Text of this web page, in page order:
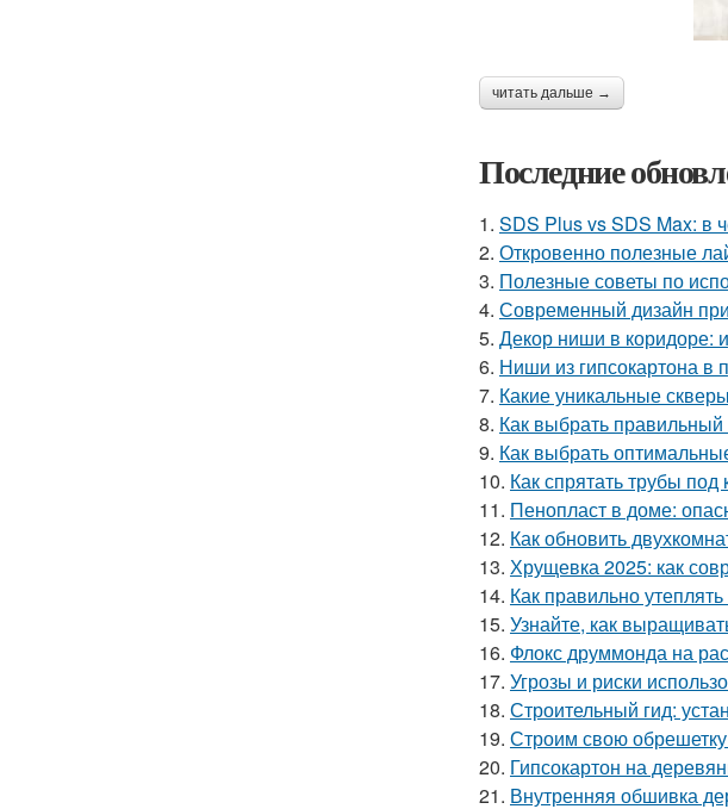
читать дальше →
Последние
1. SDS Plus vs SDS Max: в
2. Откровенно полезные
3. Полезные советы по
4. Современный дизайн
5. Декор ниши в коридоре:
6. Ниши из гипсокартона в
7. Какие уникальные
8. Как выбрать
9. Как выбрать
10. Как спрятать трубы
11. Пенопласт в доме:
12. Как обновить
13. Хрущевка 2025: как
14. Как правильно
15. Узнайте, как
16. Флокс друммонда на
17. Угрозы и риски
18. Строительный гид:
19. Строим свою обрешетку
20. Гипсокартон на
21. Внутренняя обшивка